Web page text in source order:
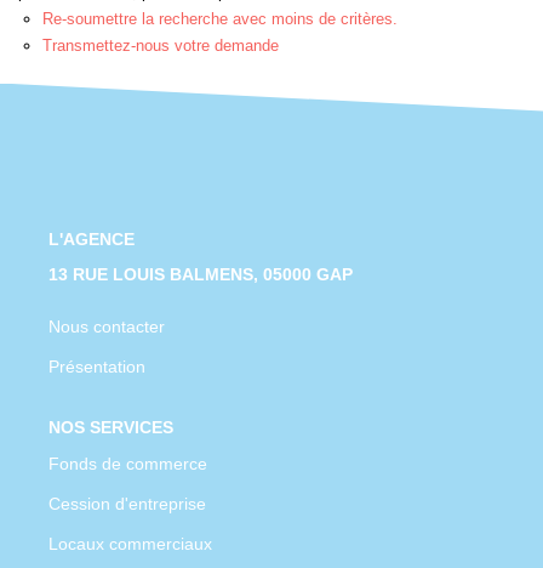
NOTRE AGENCE
Re-soumettre la recherche avec moins de critères.
Transmettez-nous votre demande
L'AGENCE
13 RUE LOUIS BALMENS, 05000 GAP
Nous contacter
Présentation
NOS SERVICES
Fonds de commerce
Cession d'entreprise
Locaux commerciaux